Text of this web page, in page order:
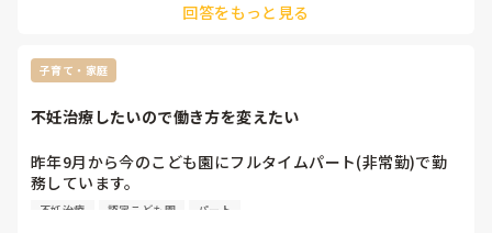
無理はしない範囲で頑張ってください☺️！
回答をもっと見る
子育て・家庭
不妊治療したいので働き方を変えたい
昨年9月から今のこども園にフルタイムパート(非常勤)で勤
務しています。
12月からこっそり妊活を始めましたが、婦人科に通ったとこ
不妊治療 認定こども園 パート